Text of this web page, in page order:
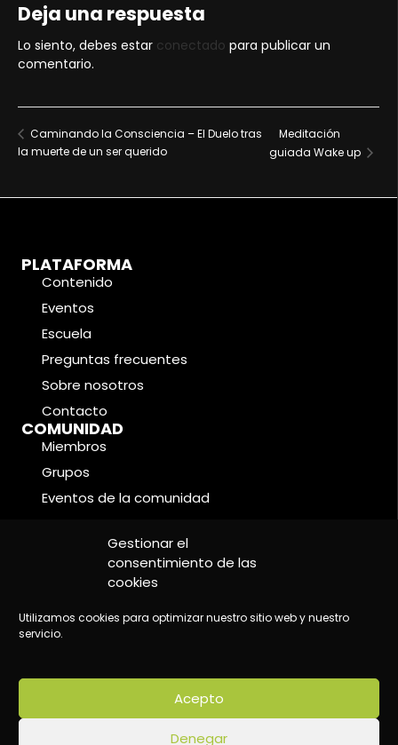
Gestionar el
consentimiento de las
cookies
Utilizamos cookies para optimizar nuestro sitio web y nuestro
servicio.
Acepto
Denegar
Deja una respuesta
Lo siento, debes estar conectado para publicar un
comentario.
Caminando la Consciencia – El Duelo tras
la muerte de un ser querido
Meditación
guiada Wake up
PLATAFORMA
Contenido
Eventos
Escuela
Preguntas frecuentes
Sobre nosotros
Contacto
COMUNIDAD
Miembros
Grupos
Eventos de la comunidad
CONDICIONES LEGALES
Política de cookies
Política de privacidad
Aviso legal
©2024 Wake Up - Conscious content platform